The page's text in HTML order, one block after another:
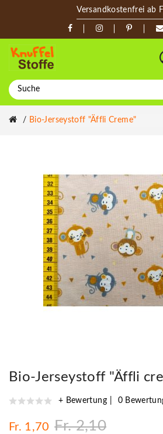
Versandkostenfrei ab
Bio-Jerseystoff "Äffli Creme"
Bio-Jerseystoff "Äffli
+ Bewertung 0
Fr. 1,70 Fr. 2,10